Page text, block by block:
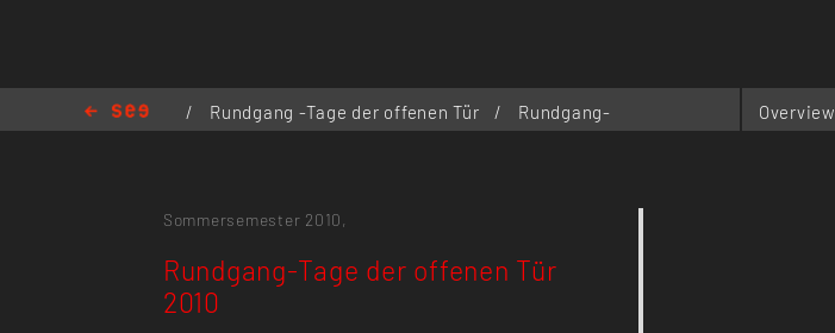
/ Rundgang -Tage der offenen Tür /
Rundgang-
Overview
Sommersemester 2010,
Rundgang-Tage der offenen Tür
2010